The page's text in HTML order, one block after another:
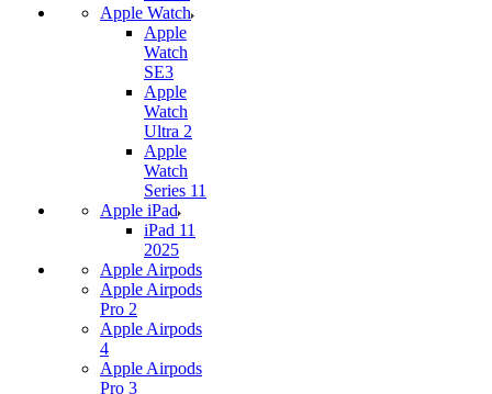
Apple Watch
Apple
Watch
SE3
Apple
Watch
Ultra 2
Apple
Watch
Series 11
Apple iPad
iPad 11
2025
Apple Airpods
Apple Airpods
Pro 2
Apple Airpods
4
Apple Airpods
Pro 3